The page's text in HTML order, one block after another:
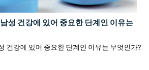
성 건강에 있어 중요한 단계인 이유는
건강에 있어 중요한 단계인 이유는 무엇인가?